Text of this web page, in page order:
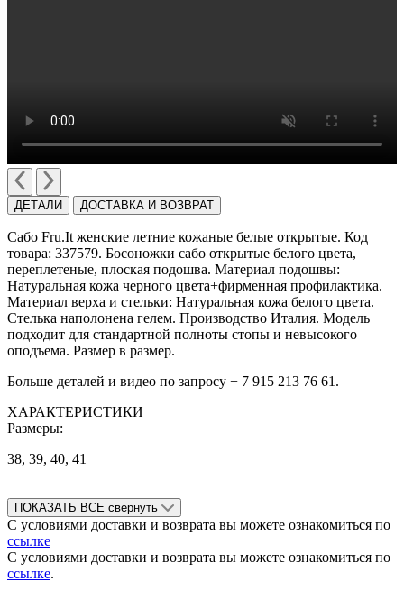
ДЕТАЛИ ДОСТАВКА И ВОЗВРАТ
Сабо Fru.It женские летние кожаные белые открытые. Код
товара: 337579. Босоножки сабо открытые белого цвета,
переплетеные, плоская подошва. Материал подошвы:
Натуральная кожа черного цвета+фирменная профилактика.
Материал верха и стельки: Натуральная кожа белого цвета.
Стелька наполонена гелем. Производство Италия. Модель
подходит для стандартной полноты стопы и невысокого
оподъема. Размер в размер.
Больше деталей и видео по запросу + 7 915 213 76 61.
ХАРАКТЕРИСТИКИ
Размеры:
38, 39, 40, 41
ПОКАЗАТЬ ВСЕ свернуть
С условиями доставки и возврата вы можете ознакомиться по
ссылке
С условиями доставки и возврата вы можете ознакомиться по
ссылке.